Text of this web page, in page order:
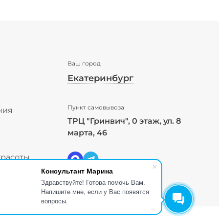
Консультант Марина
Здравствуйте! Готова помочь Вам.
Напишите мне, если у Вас появятся
вопросы.
Ваш город
Екатеринбург
Екатеринбург ваш город?
Да Выбрать другой город
Пункт самовывоза
ТРЦ "Гринвич", 0 этаж, ул. 8
марта, 46